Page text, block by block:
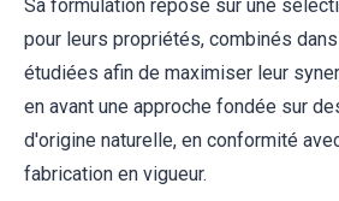
Sa formulation repose sur une
pour leurs propriétés, combinés
étudiées afin de maximiser leur
en avant une approche fondée sur
d'origine naturelle, en conformité
fabrication en vigueur.